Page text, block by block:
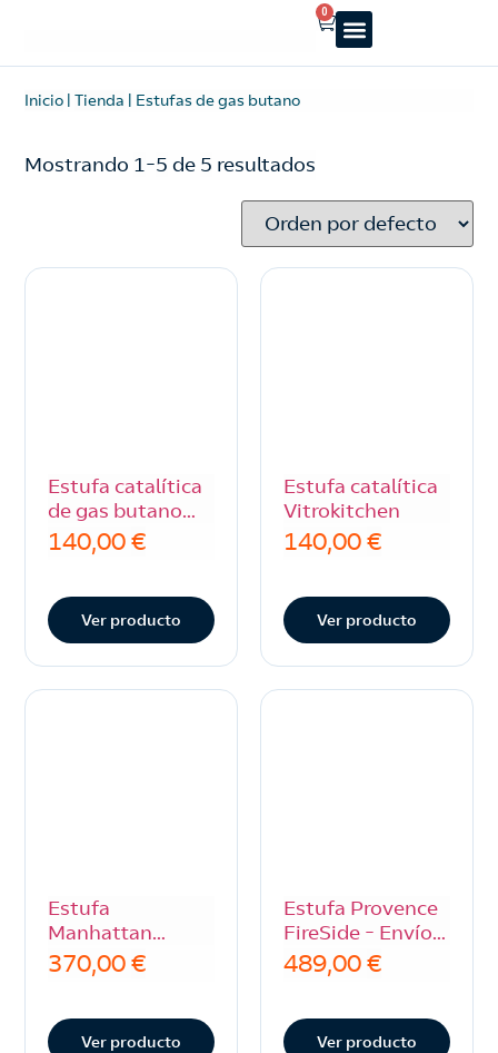
0
Inicio |Tienda | Estufas de gas butano
Mostrando 1–5 de 5 resultados
Estufa catalítica
de gas butano
Orbegozo H 55
140,00€
Ver producto
Estufa catalítica
Vitrokitchen
140,00€
Ver producto
Estufa
Manhattan
Fireside – Envío
gratuíto
370,00€
Ver producto
Estufa Provence
FireSide – Envío
gratuito
489,00€
Ver producto